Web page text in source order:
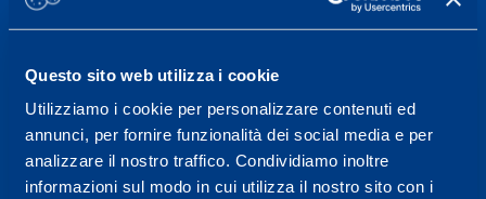
Questo sito web utilizza i cookie
Utilizziamo i cookie per personalizzare contenuti ed
annunci, per fornire funzionalità dei social media e per
analizzare il nostro traffico. Condividiamo inoltre
informazioni sul modo in cui utilizza il nostro sito con i
Centro servizi per l'alta
prestazione ed il
wellness.
Maggiori informazioni